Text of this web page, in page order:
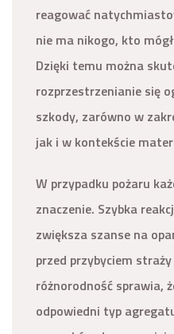
reagować
nie ma nikogo, kto
Dzięki temu można
rozprzestrzenianie się
szkody, zarówno w
jak i w kontekście
W przypadku pożaru
znaczenie. Szybka
zwiększa szanse na
przed przybyciem
różnorodność sprawia,
odpowiedni typ